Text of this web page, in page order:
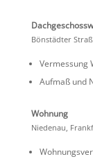
Bönstädter
Vermes­sung
Aufmaß und
Wohnung
Niedenau,